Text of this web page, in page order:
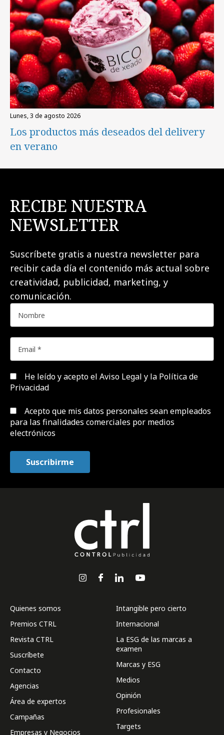
lunes, 3 de agosto 2026
Los productos más deseados del delivery
en verano
RECIBE NUESTRA
NEWSLETTER
Suscríbete gratis a nuestra newsletter para
recibir cada día el contenido más actual sobre
creatividad, publicidad, marketing, y
comunicación.
He leído y acepto el Aviso Legal y la Política de
Privacidad
Acepto que mis datos personales sean empleados
para las finalidades comerciales por medios
electrónicos
Quienes somos
Premios CTRL
Revista CTRL
Suscríbete
Contacto
Agencias
Área de expertos
Campañas
Empresas y Negocios
Intangible pero cierto
Internacional
La ESG de las marcas a
examen
Marcas y ESG
Medios
Opinión
Profesionales
Targets